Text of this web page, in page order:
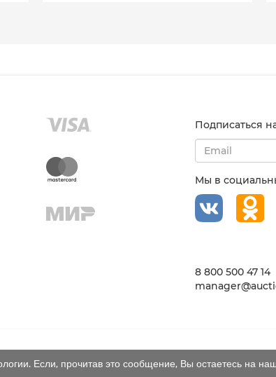
Если, прочитав это сообщение, Вы остаетесь на
Подписаться
Мы в
8 800 500 47 14